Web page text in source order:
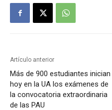
Artículo anterior
Más de 900 estudiantes inician
hoy en la UA los exámenes de
la convocatoria extraordinaria
de las PAU